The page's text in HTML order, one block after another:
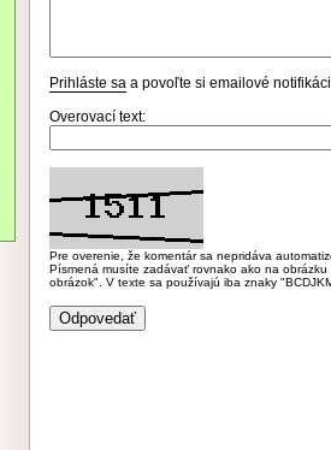
Prihláste sa a povoľte si emailové
Overovací text:
Pre overenie, že komentár sa nepridáva
Písmená musíte zadávať rovnako ako na
obrázok". V texte sa používajú iba znaky